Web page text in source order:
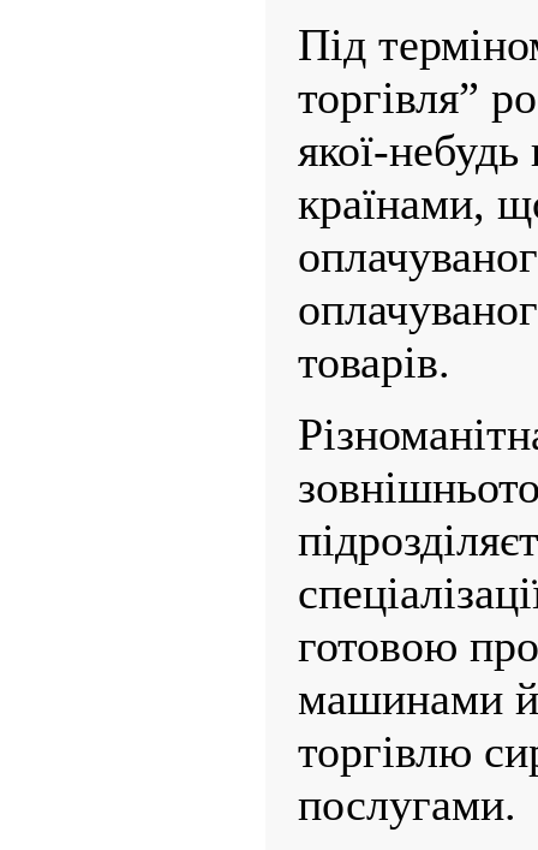
Під
торгівля”
якої-
країнами,
товарів.
готовою
машинами й
торгівлю
послугами.